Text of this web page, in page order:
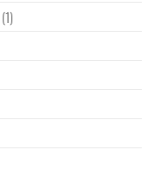
(1)